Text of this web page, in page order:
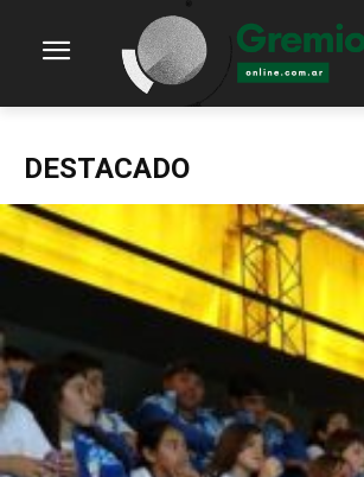
DESTACADO